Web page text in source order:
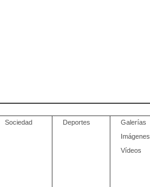
Sociedad Deportes
Galerías
Imágenes
Vídeos